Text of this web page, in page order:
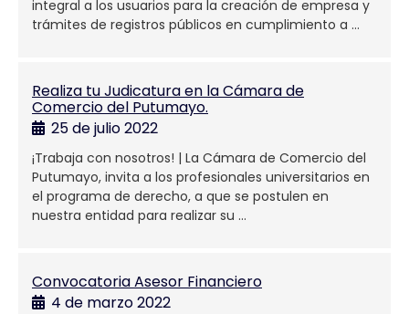
integral a los usuarios para la creación de empresa y
trámites de registros públicos en cumplimiento a …
Realiza tu Judicatura en la Cámara de
Comercio del Putumayo.
25 de julio 2022
¡Trabaja con nosotros! | La Cámara de Comercio del
Putumayo, invita a los profesionales universitarios en
el programa de derecho, a que se postulen en
nuestra entidad para realizar su …
Convocatoria Asesor Financiero
4 de marzo 2022